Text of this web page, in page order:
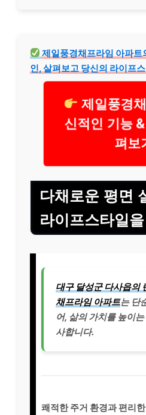
제일풍경채프라임 아파트
인, 살펴보고 당신의 라이프
제일풍경
신적인 기능
펴보
다채로운 평면
라이프스타일
대구 달성군 다사읍의
채프라임 아파트는 단
어, 삶의 가치를 높이
사합니다.
쾌적한 주거 환경과 편리